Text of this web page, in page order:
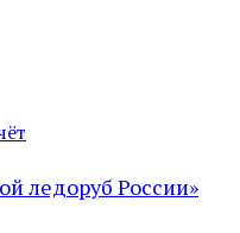
ледоруб России»